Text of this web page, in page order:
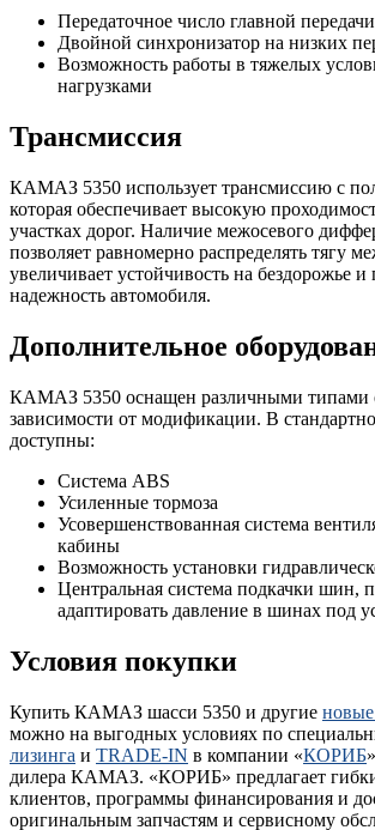
Передаточное число главной
Двойной синхронизатор на низких
Возможность работы в тяжелых
нагрузками
Трансмиссия
КАМАЗ 5350 использует трансмиссию с
которая обеспечивает высокую
участках дорог. Наличие межосевого
позволяет равномерно распределять тягу
увеличивает устойчивость на бездорожье
надежность автомобиля.
Дополнительное
КАМАЗ 5350 оснащен различными типами
зависимости от модификации. В
доступны:
Система ABS
Усиленные тормоза
Усовершенствованная система
кабины
Возможность установки
Центральная система подкачки шин,
адаптировать давление в шинах под
Условия покупки
Купить КАМАЗ шасси 5350 и другие
можно на выгодных условиях по
лизинга и TRADE-IN в компании «КОРИБ
дилера КАМАЗ. «КОРИБ» предлагает
клиентов, программы финансирования и
оригинальным запчастям и сервисному